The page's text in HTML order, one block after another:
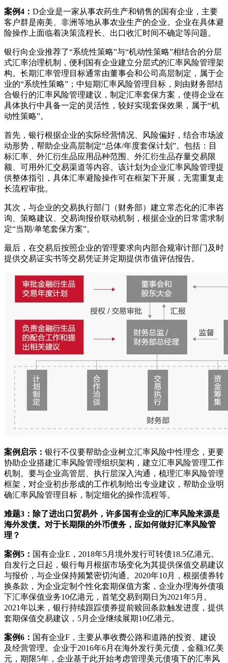
案例4： D企业是一家从事农药生产和销售的国有企业，主要
客户群是南美、非洲等地从事农业生产的企业。企业在具体避
险操作上面临着决策流程长、出口收汇时间不确定等问题。
银行向企业推荐了“系统性策略”与“机动性策略”相结合的分层
式汇率治理机制，便利国有企业建立分层式的汇率风险管理架
构。长期汇率管理目标通常由董事会和公司高层制定，属于企
业的“系统性策略”；中短期汇率风险管理目标，则由财务部结
合银行的汇率风险管理建议，制定汇率套保方案，使得企业在
具体执行中具备一定的灵活性，较好实现套保效果，属于“机
动性策略”。
首先，银行根据企业的实际经营情况、风险偏好，结合市场波
动形势，帮助企业高层制定“总体/年度套保计划”。包括：目
标汇率、外汇衍生品应用品种范围、外汇衍生品存量交易限
额、可用外汇交易渠道等内容。该计划为企业汇率风险管理提
供整体指引，具体汇率避险操作可在框架下开展，无需重复走
长流程审批。
其次，与企业的交易执行部门（财务部）建立常态化的汇率咨
询、策略建议、交易询报价联动机制，根据企业的日常需求制
定“当期/单笔套保方案”。
最后，在交易后按照企业的管理要求向内部合规审计部门及时
提供交易证实书等交易凭证并定期提供市值评估报告。
案例启示： 银行不仅要帮助企业树立汇率风险中性理念，更要
协助企业搭建汇率风险管理组织架构，建立汇率风险管理工作
机制。要与企业高管层、执行层深入沟通，梳理汇率风险管理
框架，对企业初步形成的工作机制给出专业建议，帮助企业明
确汇率风险管理目标，制定细化的操作流程等。
难题3：除了进出口贸易外，许多国有企业的汇率风险来源是
海外发债。对于长期限的外币债务，应如何做好汇率风险管
理？
案例5： 国有企业E，2018年5月境外发行可转债18.5亿港元。
自发行之日起，银行每月根据市场变化为其提供保值交易建议
与报价，与企业保持频繁密切沟通。2020年10月，根据债券转
换条款，为企业定制个性化套期保值方案，企业办理海外债项
下汇率保值业务10亿港元，首笔交易到期日为2021年5月。
2021年以来，银行持续跟踪债券提前赎回条款触发进度，提供
套期保值交易建议，5月企业继续展期10亿港元。
案例6： 国有企业F，主要从事收费公路和道路的投资、建设
及经营管理。企业于2016年6月在海外发行美元债，金额3亿美
元，期限5年，企业基于此开始考虑管理美元债项下的汇率风